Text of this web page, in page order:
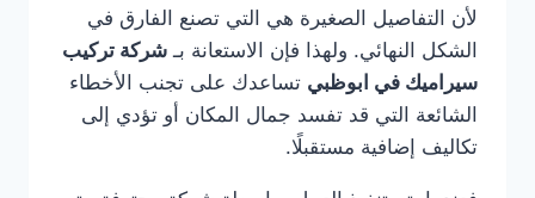
لأن التفاصيل الصغيرة هي التي تصنع الفارق في
الشكل النهائي. ولهذا فإن الاستعانة بـ شركة تركيب
سيراميك في ابوظبي تساعدك على تجنب الأخطاء
الشائعة التي قد تفسد جمال المكان أو تؤدي إلى
تكاليف إضافية مستقبلًا.